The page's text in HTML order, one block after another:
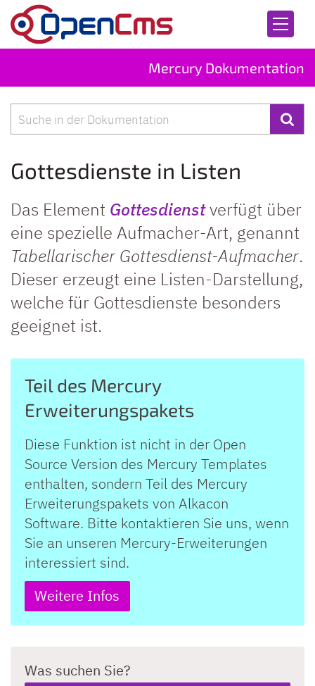
Zum Inhalt springen
Mercury Dokumentation
Gottesdienste in Listen
Das Element Gottesdienstverfügt über
eine spezielle Aufmacher-Art, genannt
Tabellarischer Gottesdienst-Aufmacher.
Dieser erzeugt eine Listen-Darstellung,
welche für Gottesdienste besonders
geeignet ist.
Teil des Mercury
Erweiterungspakets
Diese Funktion ist nicht in der Open
Source Version des Mercury Templates
enthalten, sondern Teil des Mercury
Erweiterungspakets von Alkacon
Software. Bitte kontaktieren Sie uns, wenn
Sie an unseren Mercury-Erweiterungen
interessiert sind.
Weitere Infos
Was suchen Sie?
Suche